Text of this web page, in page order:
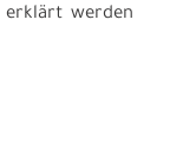
erklärt werden